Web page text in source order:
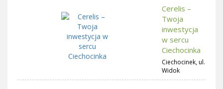
Cerelis –
Twoja
inwestycja
w sercu
Ciechocinka
Ciechocinek, ul.
Widok